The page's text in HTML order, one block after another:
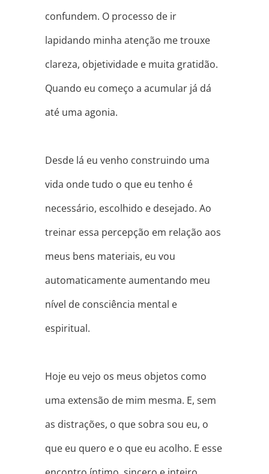
confundem. O processo de ir
lapidando minha atenção me trouxe
clareza, objetividade e muita gratidão.
Quando eu começo a acumular já dá
até uma agonia.
Desde lá eu venho construindo uma
vida onde tudo o que eu tenho é
necessário, escolhido e desejado. Ao
treinar essa percepção em relação aos
meus bens materiais, eu vou
automaticamente aumentando meu
nível de consciência mental e
espiritual.
Hoje eu vejo os meus objetos como
uma extensão de mim mesma. E, sem
as distrações, o que sobra sou eu, o
que eu quero e o que eu acolho. E esse